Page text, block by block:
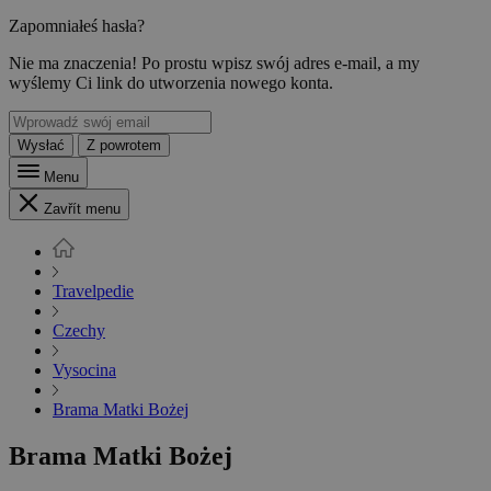
Zapomniałeś hasła?
Nie ma znaczenia! Po prostu wpisz swój adres e-mail, a my
wyślemy Ci link do utworzenia nowego konta.
Wysłać
Z powrotem
Menu
Zavřít menu
Travelpedie
Czechy
Vysocina
Brama Matki Bożej
Brama Matki Bożej